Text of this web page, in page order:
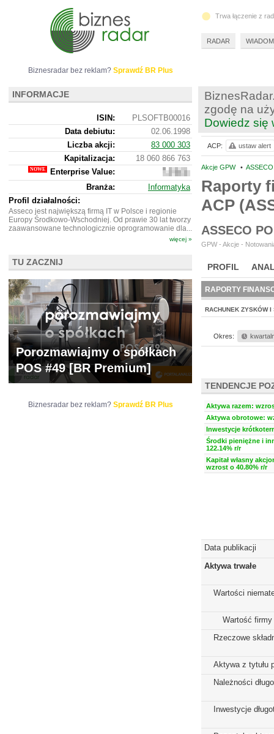
zgodę na
Dowiedz się
Akcje GPW •
Raporty
ACP
ASSECO
GPW - Akcje -
PROFIL
WYCENA BR
RAPORTY
RACHUNEK ZYSKÓW I
Okres:
TENDENCJE
Aktywa razem:
Aktywa obrotowe:
Inwestycje
Środki pieniężne i
122.14% r/r
Kapitał własny
wzrost o 40.80% r/r
Data publikacji
Aktywa trwałe
Wartości
Wartość firmy
Rzeczowe
Aktywa z tytułu
Należności
Inwestycje
ACP: ustaw alert
Biznesradar bez reklam? Sprawdź BR Plus
INFORMACJE
ISIN:
PLSOFTB00016
Data debiutu:
02.06.1998
Liczba akcji:
83 000 303
Kapitalizacja:
18 060 866 763
Enterprise Value:
15
154
166
Branża:
Informatyka
Profil działalności:
Asseco jest największą firmą IT w Polsce i regionie
Europy Środkowo-Wschodniej. Od prawie 30 lat tworzy
zaawansowane technologicznie oprogramowanie dla...
więcej »
TU ZACZNIJ
Porozmawiajmy o spółkach
POS #49 [BR Premium]
Biznesradar bez reklam? Sprawdź BR Plus
Trwa łączenie z
RADAR